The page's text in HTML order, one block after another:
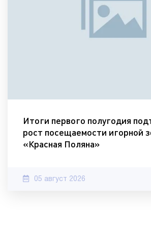
Итоги первого полугодия
рост посещаемости игорной
«Красная Поляна»
05 август 2026